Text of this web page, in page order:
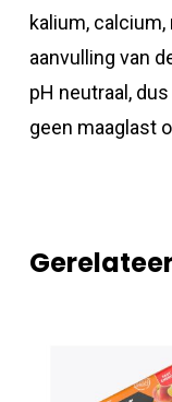
kalium,
aanvulling van
pH neutraal,
geen maaglast